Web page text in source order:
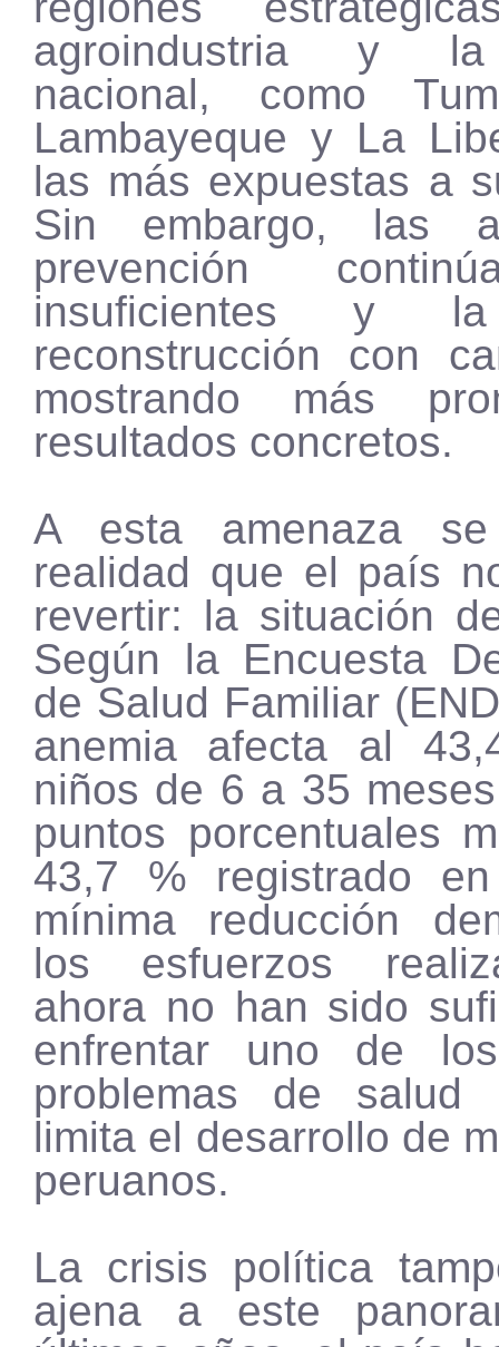
agroindustria y la
nacional, como
Lambayeque y La
las más expuestas a
Sin embargo, las
prevención
insuficientes y la
reconstrucción con
mostrando más
resultados concretos.
A esta amenaza
realidad que el país
revertir: la situación
Según la Encuesta
de Salud Familiar
anemia afecta al
niños de 6 a 35
puntos porcentuales
43,7 % registrado
mínima reducción
los esfuerzos
ahora no han sido
enfrentar uno de
problemas de salud
limita el desarrollo de
peruanos.
La crisis política
ajena a este